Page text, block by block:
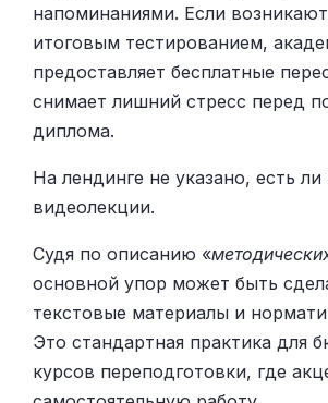
напоминаниями. Если
итоговым тестированием,
предоставляет бесплатные
снимает лишний стресс перед
диплома.
На лендинге не указано, есть
видеолекции.
Судя по описанию «
основной упор может быть
текстовые материалы и
Это стандартная практика для
курсов переподготовки, где